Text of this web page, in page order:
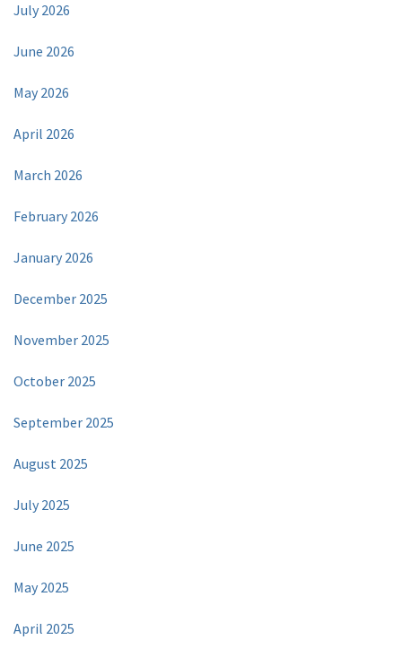
July 2026
June 2026
May 2026
April 2026
March 2026
February 2026
January 2026
December 2025
November 2025
October 2025
September 2025
August 2025
July 2025
June 2025
May 2025
April 2025